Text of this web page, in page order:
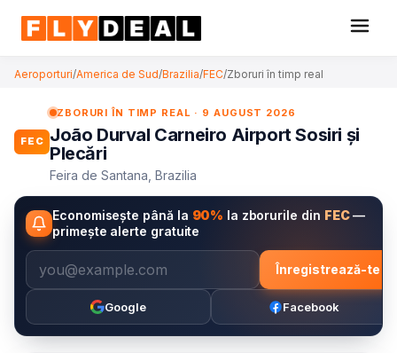
Aeroporturi/America de Sud/Brazilia/FEC/Zboruri în timp real
FEC
ZBORURI ÎN TIMP REAL · 9 AUGUST 2026
João Durval Carneiro Airport Sosiri și
Plecări
Feira de Santana, Brazilia
Economisește până la 90% la zborurile din FEC—
primește alerte gratuite
Înregistrează-te
Google Facebook